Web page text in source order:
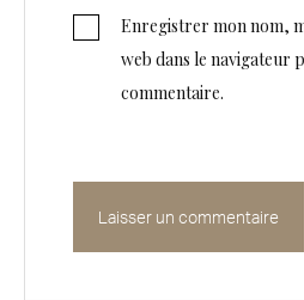
Enregistrer mon nom,
web dans le navigateur
commentaire.